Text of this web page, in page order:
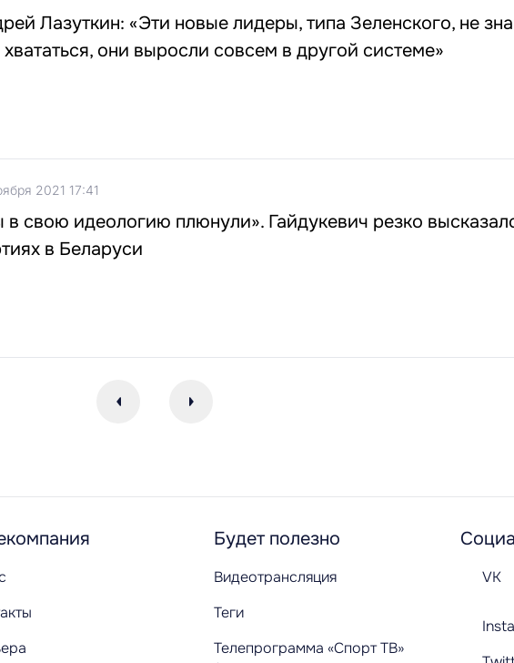
Лазуткин: «Эти новые лидеры, типа Зеленского, не
хвататься, они выросли совсем в другой системе»
2021 17:41
в свою идеологию плюнули». Гайдукевич резко
в Беларуси
Будет полезно
Видеотрансляция
Теги
Телепрограмма «Спорт ТВ»
VK